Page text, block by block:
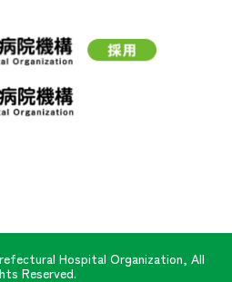
Hospital Organization, All
Reserved.